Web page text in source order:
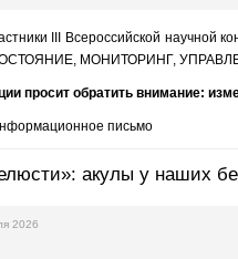
III Всероссийской
МОНИТОРИНГ,
просит обратить внимание:
письмо
акулы у наших
2026